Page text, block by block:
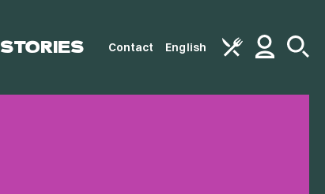
STORIES Contact English